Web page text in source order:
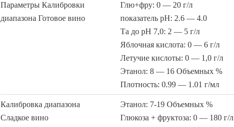
Параметры Калибровки
диапазона Готовое вино
Глю+фру: 0 — 20 г/л
показатель pH: 2.6 — 4.0
Та до рН 7,0: 2 — 5 г/л
Яблочная кислота: 0 — 6 г/л
Летучие кислоты: 0 — 1,0 г/л
Этанол: 8 — 16 Объемных %
Плотность: 0.99 — 1.01 г/мл
Калибровка диапазона
Сладкое вино
Этанол: 7-19 Объемных %
Глюкоза + фруктоза: 0 — 180 г/л